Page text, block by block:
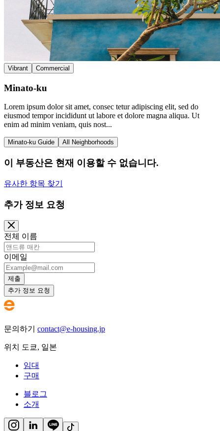
Vibrant Commercial
Minato-ku
Lorem ipsum dolor sit amet, consec tetur adipiscing elit, sed do
eiusmod tempor incididunt ut labore et dolore magna aliqua. Ut
enim ad minim veniam, quis nost...
Minato-ku Guide All Neighborhoods
이 부동산은 현재 이용할 수 없습니다.
유사한 항목 찾기
추가 정보 요청
전체 이름
이메일
제출
추가 정보 요청
문의하기 contact@e-housing.jp
위치 도쿄, 일본
임대
구매
블로그
소개